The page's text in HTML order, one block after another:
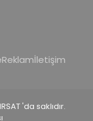
Reklamİletişim
'da saklıdır.